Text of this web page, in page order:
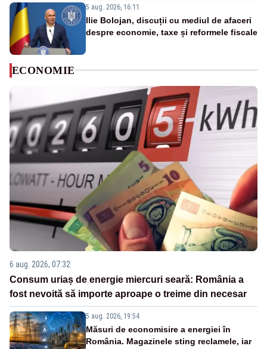
5 aug. 2026, 16:11
Ilie Bolojan, discuții cu mediul de afaceri
despre economie, taxe și reformele fiscale
ECONOMIE
6 aug. 2026, 07:32
Consum uriaș de energie miercuri seară: România a
fost nevoită să importe aproape o treime din necesar
5 aug. 2026, 19:54
Măsuri de economisire a energiei în
România. Magazinele sting reclamele, iar